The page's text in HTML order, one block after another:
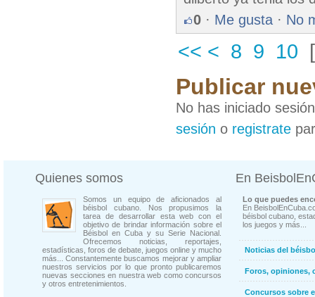
0 · Me gusta · No
<< < 8 9 10
Publicar
No has iniciado
sesión o registrate
Quienes somos
Somos un equipo de aficionados al
béisbol cubano. Nos propusimos la
tarea de desarrollar esta web con el
objetivo de brindar información sobre el
Béisbol en Cuba y su Serie Nacional.
Ofrecemos noticias, reportajes,
estadísticas, foros de debate, juegos online y mucho
más... Constantemente buscamos mejorar y ampliar
nuestros servicios por lo que pronto publicaremos
nuevas secciones en nuestra web como concursos
y otros entretenimientos.
En
Lo que puedes
En
béisbol cubano,
los juegos y más...
Noticias del
Foros, opiniones,
Concursos sobre